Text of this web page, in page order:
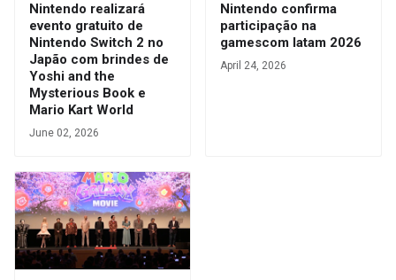
Nintendo realizará
evento gratuito de
Nintendo Switch 2 no
Japão com brindes de
Yoshi and the
Mysterious Book e
Mario Kart World
June 02, 2026
Nintendo confirma
participação na
gamescom latam 2026
April 24, 2026